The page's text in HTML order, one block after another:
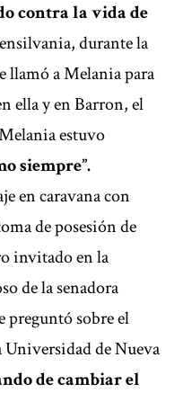
contra la vida de
durante la
llamó a Melania para
ella y enBarron,el
estuvo
siempre”.
en caravana con
de posesión de
invitado en la
de la senadora
preguntó sobre el
de Nueva
de cambiar el